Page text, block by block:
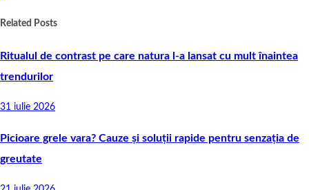
Related Posts
Ritualul de contrast pe care natura l-a lansat cu mult înaintea
trendurilor
31 iulie 2026
Picioare grele vara? Cauze și soluții rapide pentru senzația de
greutate